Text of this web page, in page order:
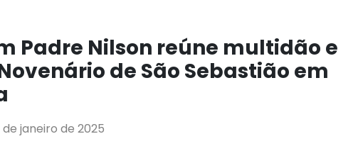
Padre Nilson reúne multidão e
de São Sebastião em
janeiro de 2025